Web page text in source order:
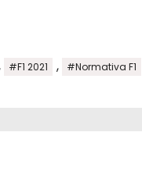
#F1 2021 , #Normativa F1